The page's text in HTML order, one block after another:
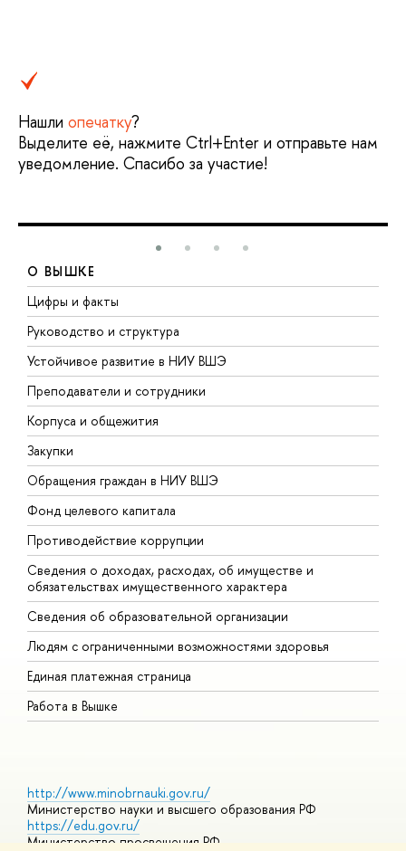
Нашли опечатку?
Выделите её, нажмите Ctrl+Enter и отправьте нам
уведомление. Спасибо за участие!
О ВЫШКЕ
Цифры и факты
Руководство и структура
Устойчивое развитие в НИУ ВШЭ
Преподаватели и сотрудники
Корпуса и общежития
Закупки
Обращения граждан в НИУ ВШЭ
Фонд целевого капитала
Противодействие коррупции
Сведения о доходах, расходах, об имуществе и
обязательствах имущественного характера
Сведения об образовательной организации
Людям с ограниченными возможностями здоровья
Единая платежная страница
Работа в Вышке
http://www.minobrnauki.gov.ru/
Министерство науки и высшего образования РФ
https://edu.gov.ru/
Министерство просвещения РФ